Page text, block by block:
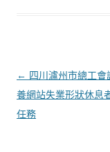
文
章
導
← 四川瀘州市總工會
養網站失業形狀休息
任務